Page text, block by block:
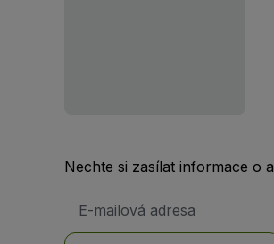
Nechte si zasílat informace o
adresa